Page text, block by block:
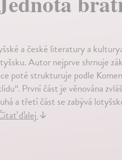
a české literatury a
Autor nejprve shrnuje
poté strukturuje podle
První část je věnována
a třetí část se zabývá
ďalej↓